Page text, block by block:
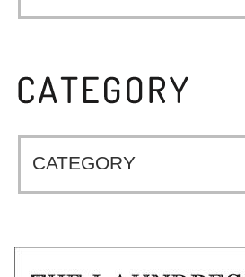
CATEGORY